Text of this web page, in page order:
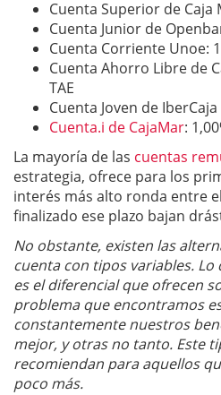
Cuenta Superior de Caja
Cuenta Junior de
Cuenta Corriente Unoe:
Cuenta Ahorro Libre de
TAE
Cuenta Joven de
Cuenta.i de CajaMar:
La mayoría de las cuentas
estrategia, ofrece para los
interés más alto ronda entre
finalizado ese plazo bajan
No obstante, existen las
cuenta con tipos variables. Lo
es el diferencial que ofrecen
problema que encontramos
constantemente nuestros
mejor, y otras no tanto. Este
recomiendan para aquellos
poco más.